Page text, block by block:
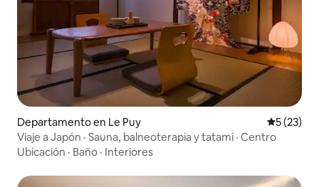
Departamento en Le Puy
5 (23)
Viaje a Japón · Sauna, balneoterapia y tatami · Centro
Ubicación · Baño · Interiores